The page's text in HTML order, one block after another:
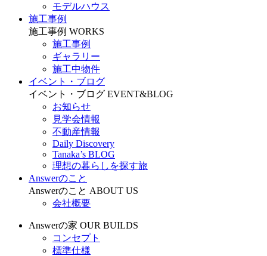
モデルハウス
施工事例
施工事例 WORKS
施工事例
ギャラリー
施工中物件
イベント・ブログ
イベント・ブログ EVENT&BLOG
お知らせ
見学会情報
不動産情報
Daily Discovery
Tanaka’s BLOG
理想の暮らしを探す旅
Answerのこと
Answerのこと ABOUT US
会社概要
Answerの家 OUR BUILDS
コンセプト
標準仕様